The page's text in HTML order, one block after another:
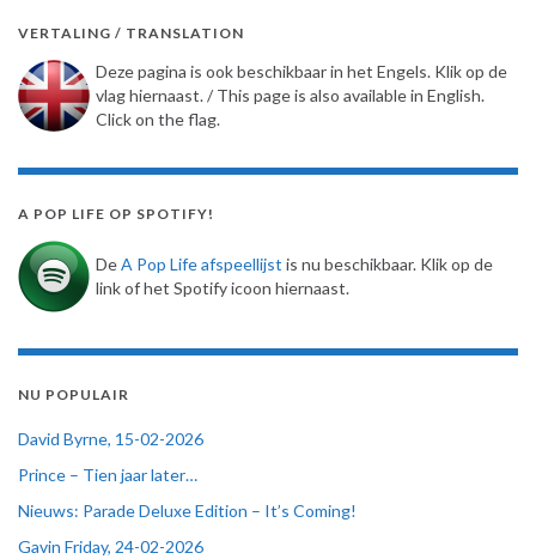
VERTALING / TRANSLATION
Deze pagina is ook beschikbaar in het Engels. Klik op de
vlag hiernaast. / This page is also available in English.
Click on the flag.
A POP LIFE OP SPOTIFY!
DeA Pop Life afspeellijst is nu beschikbaar. Klik op de
link of het Spotify icoon hiernaast.
NU POPULAIR
David Byrne, 15-02-2026
Prince – Tien jaar later…
Nieuws: Parade Deluxe Edition – It’s Coming!
Gavin Friday, 24-02-2026